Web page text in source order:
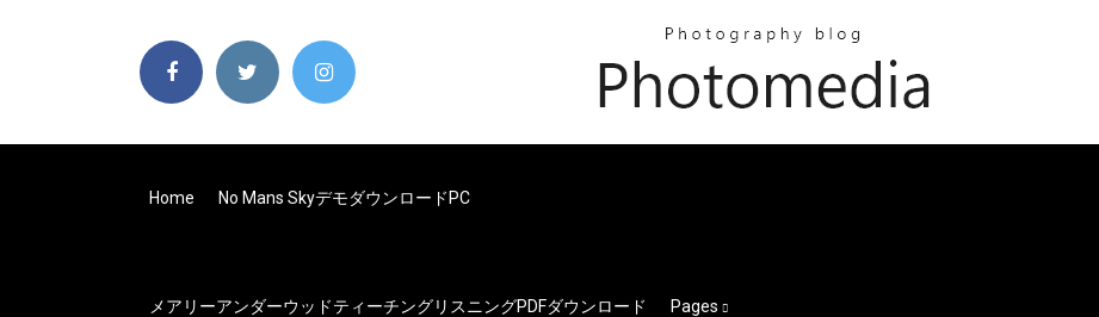
Home No Mans SkyデモダウンロードPC
メアリーアンダーウッドティーチングリスニングPDFダウンロード Pages